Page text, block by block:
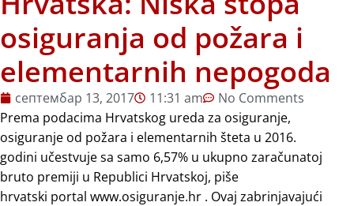
osiguranja od požara i
elementarnih nepogoda
септембар 13, 2017 11:31 am
No Comments
Prema podacima Hrvatskog ureda za osiguranje,
osiguranje od požara i elementarnih šteta u 2016.
godini učestvuje sa samo 6,57% u ukupno zaračunatoj
bruto premiji u Republici Hrvatskoj, piše
hrvatski portal www.osiguranje.hr . Ovaj zabrinjavajući